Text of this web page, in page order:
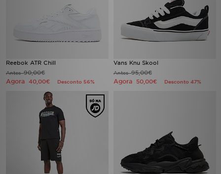
Reebok ATR Chill
Antes90,00€
Agora 40,00€ Desconto 56%
Vans Knu Skool
Antes95,00€
Agora 50,00€ Desconto 47%